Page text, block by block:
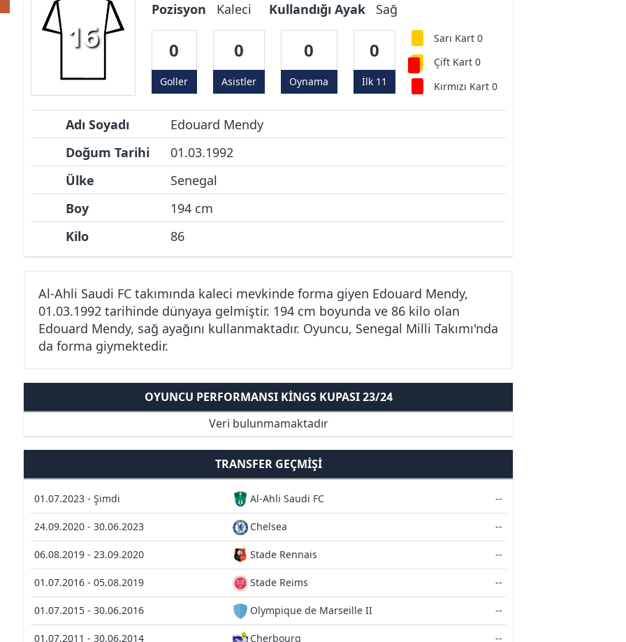
16
Pozisyon Kaleci Kullandığı Ayak Sağ
0
Goller
0
Asistler
0
Oynama
0
İlk 11
Sarı Kart 0
Çift Kart 0
Kırmızı Kart 0
Adı Soyadı
Edouard Mendy
Doğum Tarihi
01.03.1992
Ülke
Senegal
Boy
194 cm
Kilo
86
Al-Ahli Saudi FC takımında kaleci mevkinde forma giyen Edouard Mendy,
01.03.1992 tarihinde dünyaya gelmiştir. 194 cm boyunda ve 86 kilo olan
Edouard Mendy, sağ ayağını kullanmaktadır. Oyuncu, Senegal Milli Takımı'nda
da forma giymektedir.
OYUNCU PERFORMANSI KINGS KUPASI 23/24
Veri bulunmamaktadır
TRANSFER GEÇMIŞI
01.07.2023 - Şimdi Al-Ahli Saudi FC --
24.09.2020 - 30.06.2023 Chelsea --
06.08.2019 - 23.09.2020 Stade Rennais --
01.07.2016 - 05.08.2019 Stade Reims --
01.07.2015 - 30.06.2016 Olympique de Marseille II --
01.07.2011 - 30.06.2014 Cherbourg --